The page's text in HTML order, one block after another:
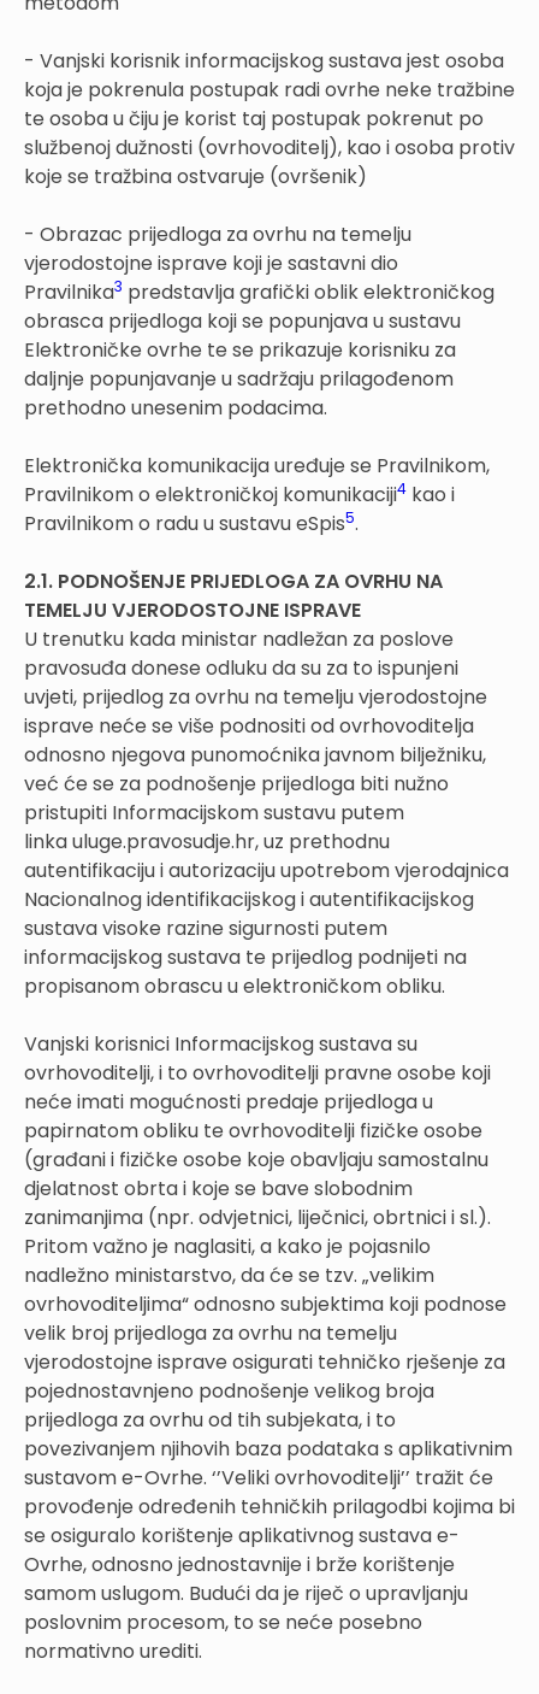
- Vanjski korisnik informacijskog sustava jest osoba
koja je pokrenula postupak radi ovrhe neke tražbine
te osoba u čiju je korist taj postupak pokrenut po
službenoj dužnosti (ovrhovoditelj), kao i osoba protiv
koje se tražbina ostvaruje (ovršenik)
- Obrazac prijedloga za ovrhu na temelju
vjerodostojne isprave koji je sastavni dio
Pravilnika3 predstavlja grafički oblik elektroničkog
obrasca prijedloga koji se popunjava u sustavu
Elektroničke ovrhe te se prikazuje korisniku za
daljnje popunjavanje u sadržaju prilagođenom
prethodno unesenim podacima.
Elektronička komunikacija uređuje se Pravilnikom,
Pravilnikom o elektroničkoj komunikaciji4 kao i
Pravilnikom o radu u sustavu eSpis5.
2.1. PODNOŠENJE PRIJEDLOGA ZA OVRHU NA
TEMELJU VJERODOSTOJNE ISPRAVE
U trenutku kada ministar nadležan za poslove
pravosuđa donese odluku da su za to ispunjeni
uvjeti, prijedlog za ovrhu na temelju vjerodostojne
isprave neće se više podnositi od ovrhovoditelja
odnosno njegova punomoćnika javnom bilježniku,
već će se za podnošenje prijedloga biti nužno
pristupiti Informacijskom sustavu putem
linka uluge.pravosudje.hr, uz prethodnu
autentifikaciju i autorizaciju upotrebom vjerodajnica
Nacionalnog identifikacijskog i autentifikacijskog
sustava visoke razine sigurnosti putem
informacijskog sustava te prijedlog podnijeti na
propisanom obrascu u elektroničkom obliku.
Vanjski korisnici Informacijskog sustava su
ovrhovoditelji, i to ovrhovoditelji pravne osobe koji
neće imati mogućnosti predaje prijedloga u
papirnatom obliku te ovrhovoditelji fizičke osobe
(građani i fizičke osobe koje obavljaju samostalnu
djelatnost obrta i koje se bave slobodnim
zanimanjima (npr. odvjetnici, liječnici, obrtnici i sl.).
Pritom važno je naglasiti, a kako je pojasnilo
nadležno ministarstvo, da će se tzv. „velikim
ovrhovoditeljima“ odnosno subjektima koji podnose
velik broj prijedloga za ovrhu na temelju
vjerodostojne isprave osigurati tehničko rješenje za
pojednostavnjeno podnošenje velikog broja
prijedloga za ovrhu od tih subjekata, i to
povezivanjem njihovih baza podataka s aplikativnim
sustavom e-Ovrhe. ‘’Veliki ovrhovoditelji’’ tražit će
provođenje određenih tehničkih prilagodbi kojima bi
se osiguralo korištenje aplikativnog sustava e-
Ovrhe, odnosno jednostavnije i brže korištenje
samom uslugom. Budući da je riječ o upravljanju
poslovnim procesom, to se neće posebno
normativno urediti.